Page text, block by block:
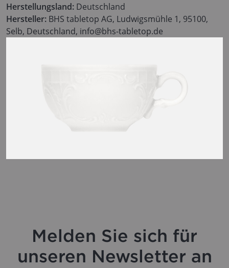
Herstellungsland: Deutschland
Hersteller: BHS tabletop AG, Ludwigsmühle 1, 95100,
Selb, Deutschland, info@bhs-tabletop.de
Melden Sie sich für
unseren Newsletter an